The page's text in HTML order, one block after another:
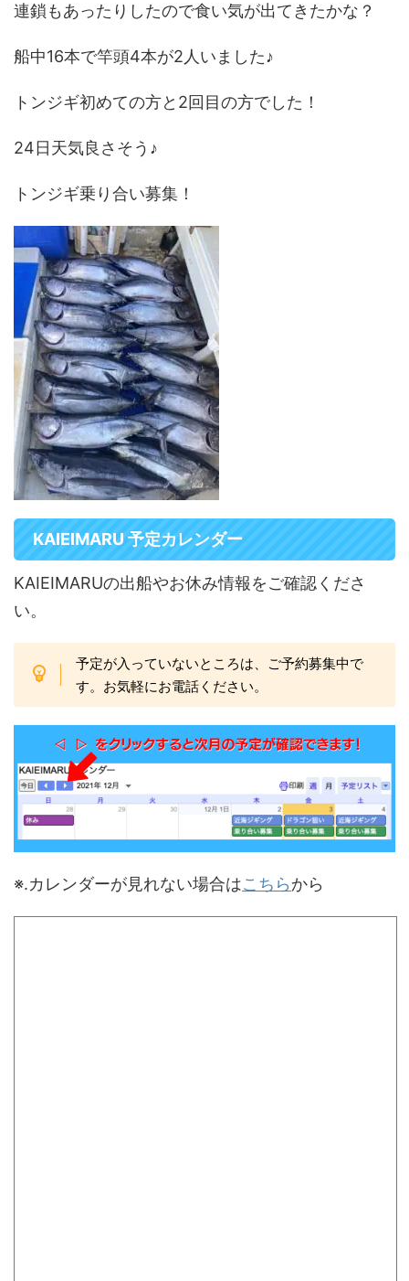
連鎖もあったりしたので食い気が出てきたかな？
船中16本で竿頭4本が2人いました♪
トンジギ初めての方と2回目の方でした！
24日天気良さそう♪
トンジギ乗り合い募集！
KAIEIMARU 予定カレンダー
KAIEIMARUの出船やお休み情報をご確認くださ
い。
予定が入っていないところは、ご予約募集中で
す。お気軽にお電話ください。
※.カレンダーが見れない場合はこちらから